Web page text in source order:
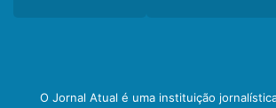
O Jornal Atual é uma instituição